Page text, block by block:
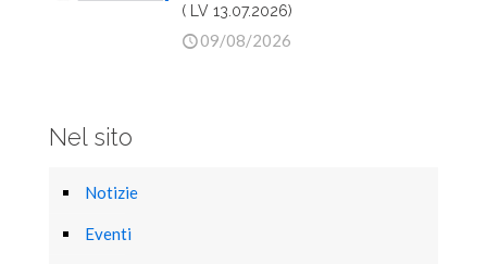
( LV 13.07.2026)
09/08/2026
Nel sito
Notizie
Eventi